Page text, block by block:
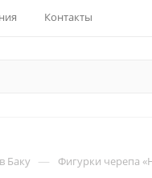
Контакты
Баку — Фигурки черепа